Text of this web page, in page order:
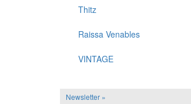
Thitz
Raissa Venables
VINTAGE
Newsletter »